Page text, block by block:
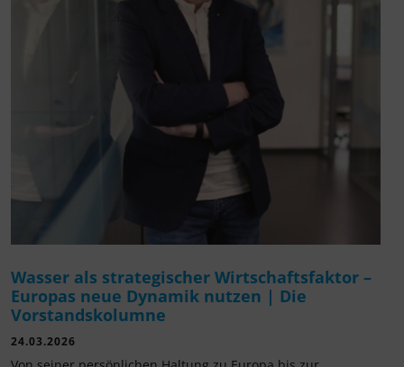
Wasser als strategischer Wirtschaftsfaktor –
Europas neue Dynamik nutzen | Die
Vorstandskolumne
24.03.2026